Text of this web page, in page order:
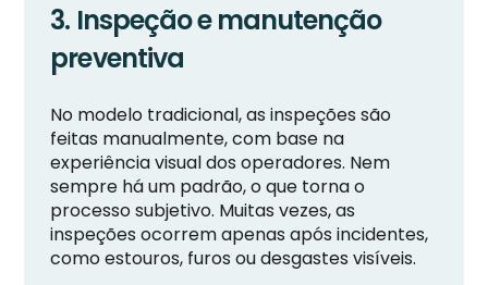
3. Inspeção e manutenção
preventiva
No modelo tradicional, as inspeções são
feitas manualmente, com base na
experiência visual dos operadores. Nem
sempre há um padrão, o que torna o
processo subjetivo. Muitas vezes, as
inspeções ocorrem apenas após incidentes,
como estouros, furos ou desgastes visíveis.